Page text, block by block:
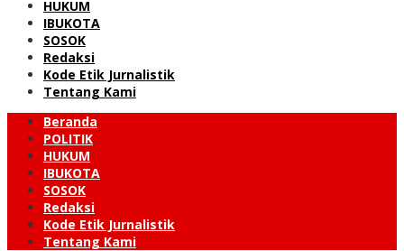
HUKUM
IBUKOTA
SOSOK
Redaksi
Kode Etik Jurnalistik
Tentang Kami
Beranda
POLITIK
HUKUM
IBUKOTA
SOSOK
Redaksi
Kode Etik Jurnalistik
Tentang Kami